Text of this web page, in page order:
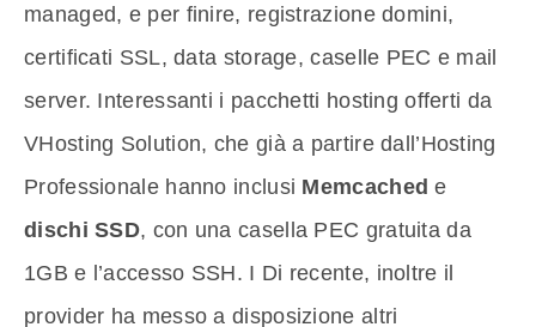
managed, e per finire, registrazione domini,
certificati SSL, data storage, caselle PEC e mail
server. Interessanti i pacchetti hosting offerti da
VHosting Solution, che già a partire dall’Hosting
Professionale hanno inclusi Memcached e
dischi SSD, con una casella PEC gratuita da
1GB e l’accesso SSH. I Di recente, inoltre il
provider ha messo a disposizione altri